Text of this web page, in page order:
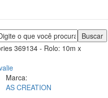
369134 - Rolo: 10m x
Marca:
AS CREATION